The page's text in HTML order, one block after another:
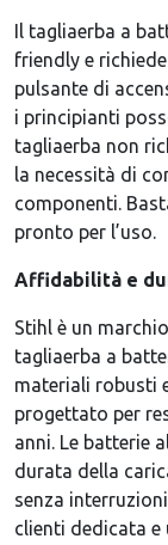
Il tagliaerba a
friendly e
pulsante di
i principianti
tagliaerba non
la necessità di
componenti.
pronto per l’uso.
Affidabilità e
Stihl è un
tagliaerba a
materiali robusti
progettato per
anni. Le batterie
durata della
senza
clienti dedicata e